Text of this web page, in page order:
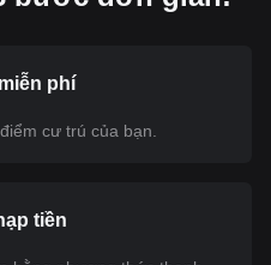
phí
cư trú của bạn.
tiền